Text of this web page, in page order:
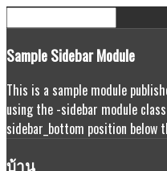
SampleSidebar Module
This is a sample module
using the -sidebar module
sidebar_bottom position below
บ้าน